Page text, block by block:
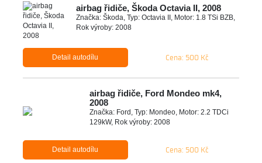
airbag řidiče, Škoda Octavia II, 2008
Značka: Škoda, Typ: Octavia II, Motor: 1.8 TSi BZB,
Rok výroby: 2008
Detail autodílu Cena: 500 Kč
airbag řidiče, Ford Mondeo mk4,
2008
Značka: Ford, Typ: Mondeo, Motor: 2.2 TDCi
129kW, Rok výroby: 2008
Detail autodílu Cena: 500 Kč